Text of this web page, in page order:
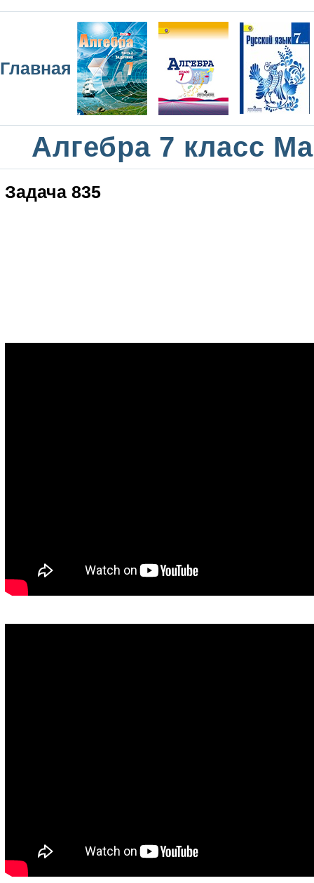
Главная
Алгебра 7 класс
Задача 835